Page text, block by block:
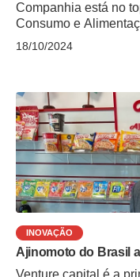
Companhia está no
Consumo e
18/10/2024
INOVAÇÃO
Ajinomoto do Brasil